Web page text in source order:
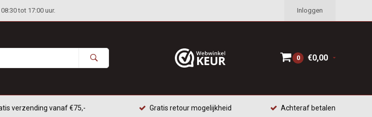
tot 17:00 uur. Inloggen
0 €0,00
verzending vanaf €75,- Gratis retour mogelijkheid Achteraf betalen